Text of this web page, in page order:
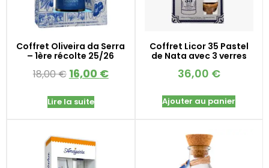
Coffret Oliveira da Serra
– 1ère récolte 25/26
18,00€ 16,00 €
Lire la suite
Coffret Licor 35 Pastel
de Nata avec 3 verres
36,00 €
Ajouter au panier